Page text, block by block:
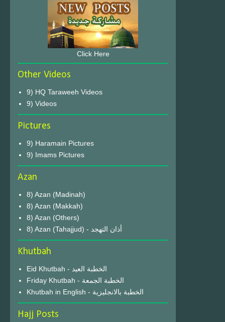
Click Here
Other Videos
9) HQ Taraweeh Videos
9) Videos
Pictures
9) Haramain Pictures
9) Imams Pictures
Azan
8) Azan (Madinah)
8) Azan (Makkah)
8) Azan (Others)
8) Azan (Tahajjud) - أذان التهجد
Khutbah
Eid Khutbah - الخطبة العيد
Friday Khutbah - الخطبة الجمعة
Khutbah in English - الخطبة بالانجليزية
Hajj Posts